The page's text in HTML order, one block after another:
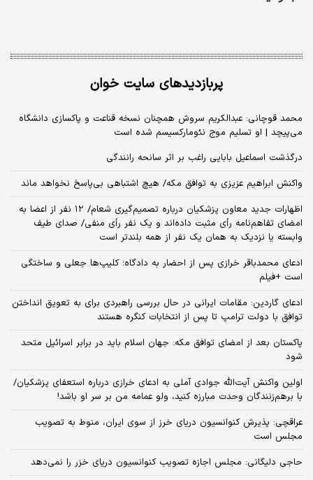
پربازدیدهای سایت خوان
محمد قوچانی: عبدالکریم سروش همچنان نسخه قناعت و پاکسازی دانشگاه
می‌پیچد | او تسلیم موج نئومارکسیسم شده است
درگذشت اسماعیل بابایی راغب بر اثر سانحه رانندگی
واکنش ابراهیم عزیزی به توافق مکه/ هیچ اشتباهی بی‌پاسخ نخواهد ماند
اظهارات جدید معاون پزشکیان درباره تصمیم‌گیری شعام/ ۱۲ نفر از اعضا به
امضای تفاهم‌نامه رأی مثبت داده‌اند و یک نفر رأی منفی/ صدای طیف
وابسته یا نزدیک به همان یک نفر از همه بلندتر است
ادعای محمدباقر خرازی پس از احضار به دادگاه؛ کلیپ‌ها جعلی و ساختگی
است +فیلم
ادعای گاردین: مقامات ایرانی در حال بررسی راهبردی برای به تعویق انداختن
توافق با دولت ترامپ تا پس از انتخابات کنگره هستند
پاکستان بعد از امضای توافق مکه: جهان اسلام باید در برابر اسرائیل متحد
شود
اولین واکنش آیت‌الله جوادی آملی به ادعای خرازی درباره استعفای پزشکیان/
با برهم‌زنندگان وحدت مبارزه کنید، ولو عمامه من بر سر او باشد!
عراقچی: پذیرش کنوانسیون دریای خرز از سوی ایران، منوط به تصویب
مجلس است
حاجی دلیگانی: مجلس اجازه تصویب کنوانسیون دریای خزر را نمی‌دهد